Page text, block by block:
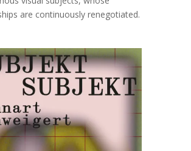
are continuously renegotiated.